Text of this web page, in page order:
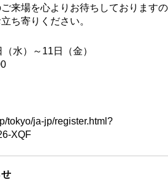
来場を心よりお待ちしておりますの
ち寄りください。
水）～11日（金）
tokyo/ja-jp/register.html?
XQF